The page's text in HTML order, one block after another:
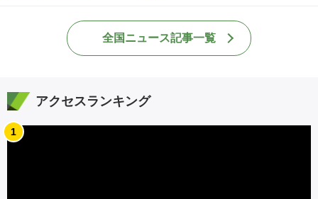
全国ニュース記事一覧
アクセスランキング
1